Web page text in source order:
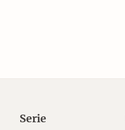
Serie